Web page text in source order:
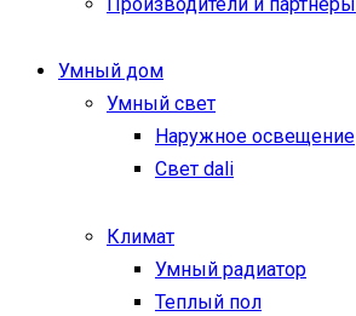
Умный дом
Умный свет
Наружное освещение
Свет dali
Климат
Умный радиатор
Теплый пол